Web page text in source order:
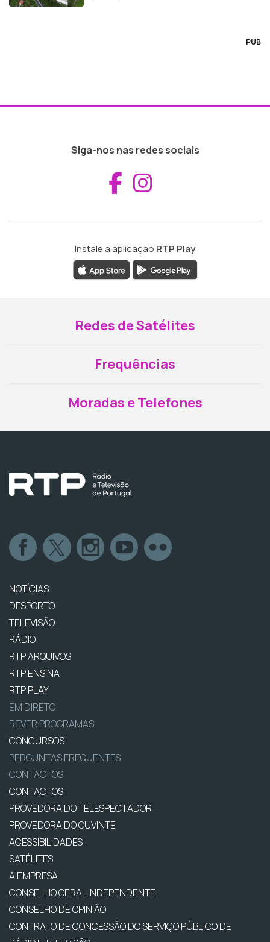
PUB
Siga-nos nas redes sociais
Aceder ao
Instale a aplicação RTP Play
Redes de Satélites
Frequências
Moradas e Telefones
NOTÍCIAS
DESPORTO
TELEVISÃO
RÁDIO
RTP ARQUIVOS
RTP ENSINA
RTP PLAY
EM DIRETO
REVER PROGRAMAS
CONCURSOS
PERGUNTAS FREQUENTES
CONTACTOS
CONTACTOS
PROVEDORA DO TELESPECTADOR
PROVEDORA DO OUVINTE
ACESSIBILIDADES
SATÉLITES
A EMPRESA
CONSELHO GERAL INDEPENDENTE
CONSELHO DE OPINIÃO
CONTRATO DE CONCESSÃO DO SERVIÇO PÚBLICO DE